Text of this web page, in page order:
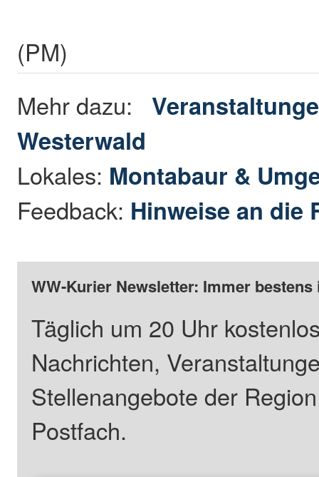
(PM)
Mehr dazu:
Westerwald
Lokales: Montabaur &
Feedback: Hinweise an die
WW-Kurier Newsletter: Immer
Täglich um 20 Uhr
Nachrichten,
Stellenangebote der
Postfach.